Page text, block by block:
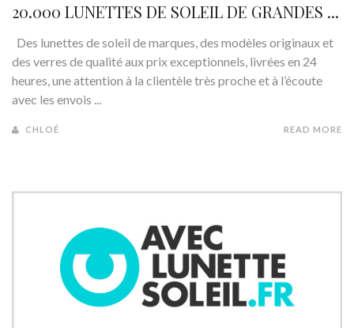
20.000 LUNETTES DE SOLEIL DE GRANDES ...
Des lunettes de soleil de marques, des modèles originaux et
des verres de qualité aux prix exceptionnels, livrées en 24
heures, une attention à la clientèle très proche et à l’écoute
avec les envois ...
CHLOÉ READ MORE